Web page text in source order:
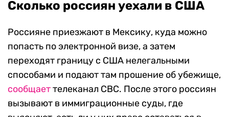
Сколько россиян уехали в США
Россияне приезжают в Мексику, куда можно
попасть по электронной визе, а затем
переходят границу с США нелегальными
способами и подают там прошение об убежище,
сообщаеттелеканал CBC. После этого россиян
вызывают в иммиграционные суды, где